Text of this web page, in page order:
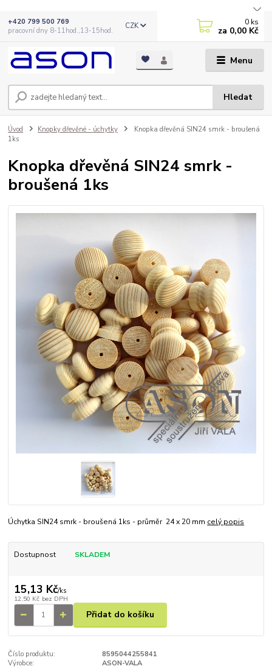
Menu
CZK
Hledat
+420 799 500 769
pracovní dny 8-11hod.,13-15hod.
0 ks
za 0,00 Kč
Úvod Knopky dřevěné - úchytky
Knopka dřevěná SIN24 smrk - broušená
1ks
Knopka dřevěná SIN24 smrk -
broušená 1ks
Úchytka SIN24 smrk - broušená 1ks - průměr 24 x 20 mm celý popis
Dostupnost SKLADEM
15,13 Kč/ks
12,50 Kč bez DPH
Přidat do košíku
Číslo produktu:
8595044255841
Výrobce:
ASON-VALA